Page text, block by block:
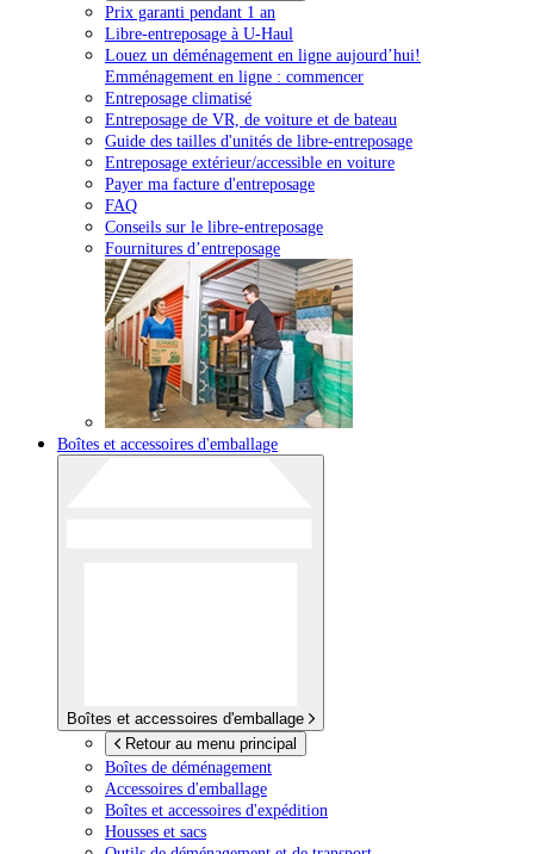
Prix garanti pendant 1 an
Libre-entreposage à U-Haul
Louez un déménagement en ligne aujourd’hui!
Emménagement en ligne : commencer
Entreposage climatisé
Entreposage de VR, de voiture et de bateau
Guide des tailles d'unités de libre-entreposage
Entreposage extérieur/accessible en voiture
Payer ma facture d'entreposage
FAQ
Conseils sur le libre-entreposage
Fournitures d’entreposage
Boîtes et accessoires d'emballage
Boîtes et accessoires d'emballage
Retour au menu principal
Boîtes de déménagement
Accessoires d'emballage
Boîtes et accessoires d'expédition
Housses et sacs